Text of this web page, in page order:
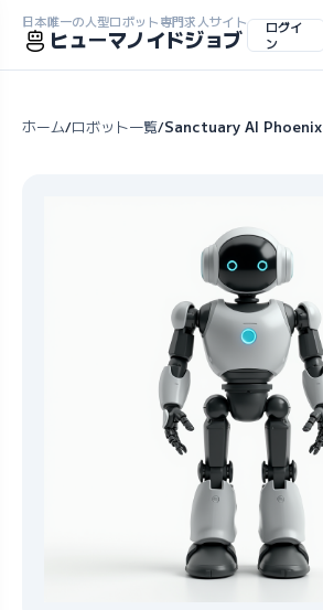
日本唯一の人型ロボット専門求人サイト
ヒューマノイドジョブ
ログイ
ン
ホーム/ロボット一覧/Sanctuary AI Phoenix